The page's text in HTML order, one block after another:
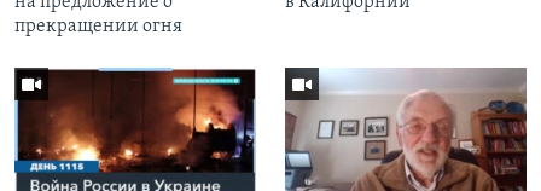
прекращении огня